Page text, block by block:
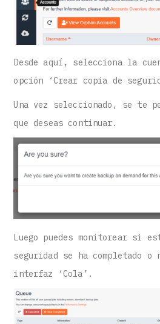
Desde aquí, selecciona la
opción ‘Crear copia de
Una vez seleccionado, se te
que deseas continuar.
Luego puedes monitorear si
seguridad se ha completado
interfaz ‘Cola’.